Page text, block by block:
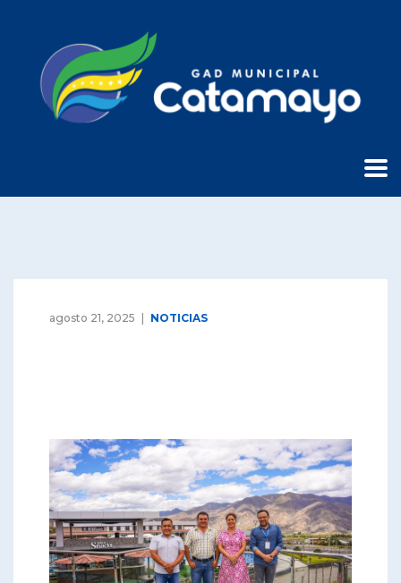
agosto 21, 2025 NOTICIAS